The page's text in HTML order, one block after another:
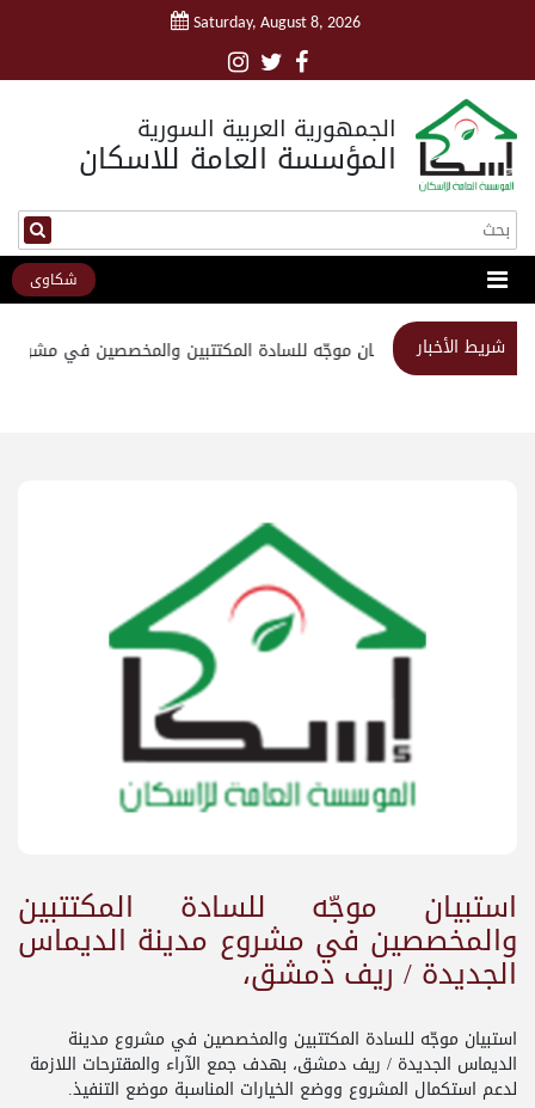
Saturday, August 8, 2026
الجمهورية العربية السورية
المؤسسة العامة للاسكان
شكاوى
شريط الأخباراستبيان موجّه للسادة المكتتبين والمخصصين في مشروع
استبيان موجّه للسادة المكتتبين
والمخصصين في مشروع مدينة الديماس
الجديدة / ريف دمشق،
استبيان موجّه للسادة المكتتبين والمخصصين في مشروع مدينة
الديماس الجديدة / ريف دمشق، بهدف جمع الآراء والمقترحات اللازمة
لدعم استكمال المشروع ووضع الخيارات المناسبة موضع التنفيذ.